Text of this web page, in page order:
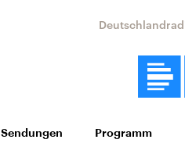
Sendungen Programm